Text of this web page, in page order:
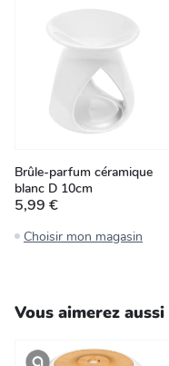
Brûle-parfum céramique
blanc D 10cm
5,99 €
Choisir mon magasin
Vous aimerez aussi